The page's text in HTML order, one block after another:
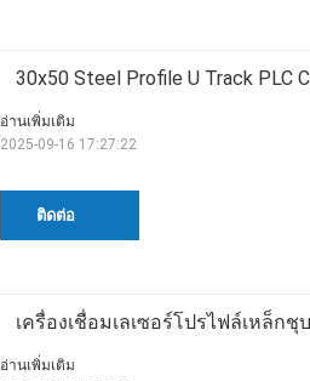
30x50 Steel Profile U Track PLC
ติดต่อ
อ่านเพิ่มเติม
2025-09-16 17:27:22
เครื่องเชื่อมเลเซอร์โปรไฟล์เหล็ก
อ่านเพิ่มเติม